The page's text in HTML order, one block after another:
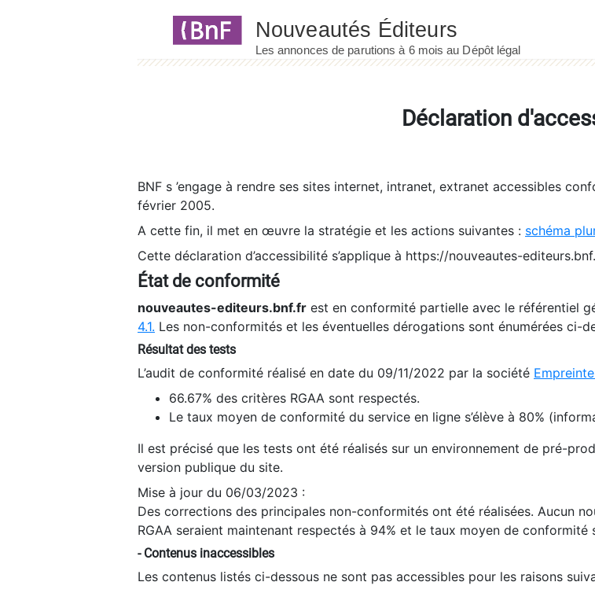
Déclaration
BNF s ’engage à rendre ses sites internet, intranet, extranet accessibles
février 2005.
A cette fin, il met en œuvre la stratégie et les actions suivantes : schéma
Cette déclaration d’accessibilité s’applique à https://nouveautes-
État de conformité
nouveautes-editeurs.bnf.fr est en conformité partielle avec le référentiel
4.1. Les non-conformités et les éventuelles dérogations sont énumérées ci-
Résultat des tests
L’audit de conformité réalisé en date du 09/11/2022 par la société
66.67% des critères RGAA sont respectés.
Le taux moyen de conformité du service en ligne s’élève à 80%
Il est précisé que les tests ont été réalisés sur un environnement de pré-
version publique du site.
Mise à jour du 06/03/2023 :
Des corrections des principales non-conformités ont été réalisées. Aucun
RGAA seraient maintenant respectés à 94% et le taux moyen de conformité
- Contenus inaccessibles
Les contenus listés ci-dessous ne sont pas accessibles pour les raisons